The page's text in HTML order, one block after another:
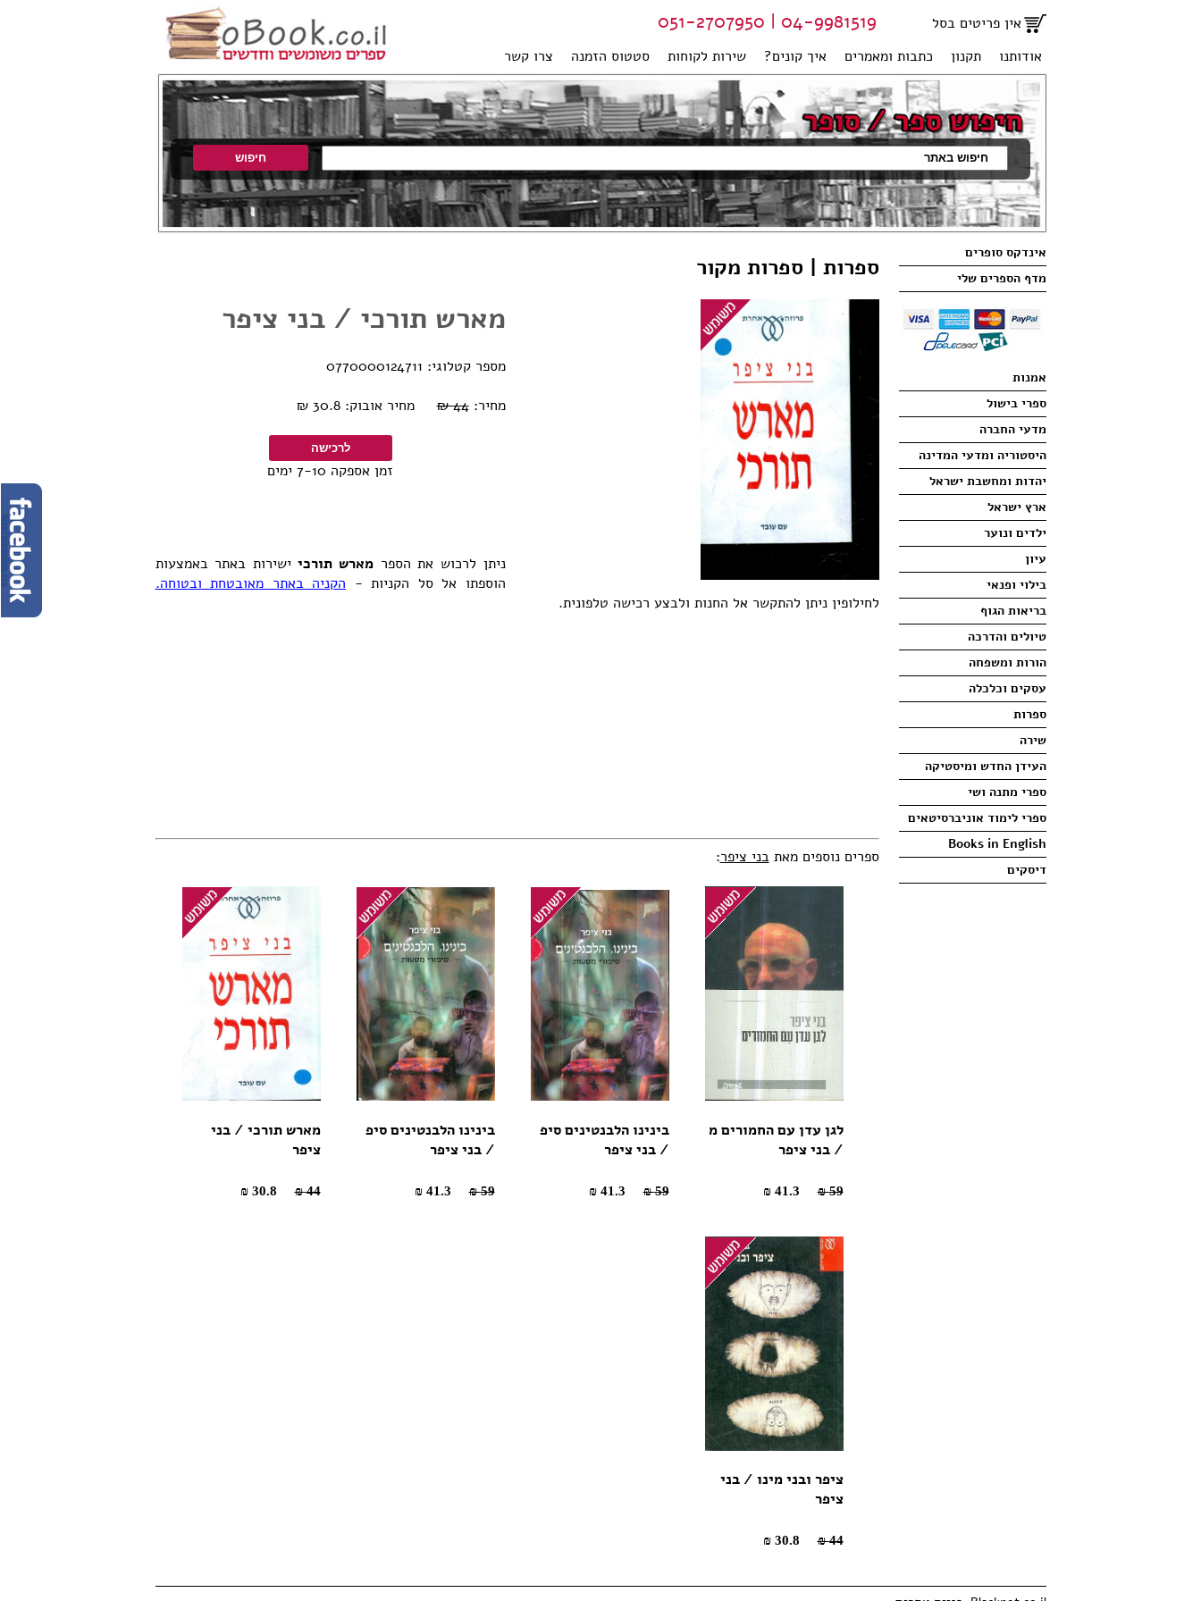
אין פריטים בסל
אודותנו
תקנון כתבות ומאמרים איך קונים? שירות לקוחות סטטוס הזמנה צרו קשר
04-9981519 | 051-2707950
אינדקס סופרים
מדף הספרים שלי
אמנות
ספרי בישול
מדעי החברה
היסטוריה ומדעי המדינה
יהדות ומחשבת ישראל
ארץ ישראל
ילדים ונוער
עיון
בילוי ופנאי
בריאות הגוף
טיולים והדרכה
הורות ומשפחה
עסקים וכלכלה
ספרות
שירה
העידן החדש ומיסטיקה
ספרי מתנה ושי
ספרי לימוד אוניברסיטאים
Books in English
דיסקים
ספרות | ספרות מקור
מארש תורכי / בני ציפר
מספר קטלוגי: 0770000124711
מחיר:44 ₪ מחיר אובוק: 30.8 ₪
זמן אספקה 7-10 ימים
ניתן לרכוש את הספר מארש תורכיישירות באתר באמצעות
הוספתו אל סל הקניות - הקניה באתר מאובטחת ובטוחה.
לחילופין ניתן להתקשר אל החנות ולבצע רכישה טלפונית.
ספרים נוספים מאתבני ציפר:
לגן עדן עם החמורים מ
/ בני ציפר
59 ₪
41.3 ₪
בינינו הלבנטינים סיפ
/ בני ציפר
59 ₪
41.3 ₪
בינינו הלבנטינים סיפ
/ בני ציפר
59 ₪
41.3 ₪
מארש תורכי / בני
ציפר
44 ₪
30.8 ₪
ציפר ובני מינו / בני
ציפר
44 ₪
30.8 ₪